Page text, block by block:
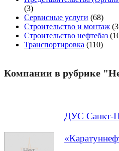
(3)
Сервисные услуги (68)
Строительство и монтаж
Строительство нефтебаз
Транспортировка (110)
Компании в рубрике
ДУС Санкт-